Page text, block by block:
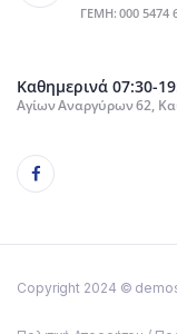
ΓΕΜΗ: 000 5474
Καθημερινά 07:30-
Αγίων Αναργύρων 62,
Copyright 2024 ©